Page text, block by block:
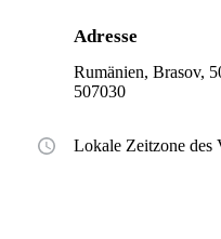
Adresse
Rumänien, Brasov,
507030
Lokale Zeitzone des